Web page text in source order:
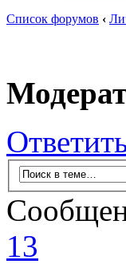
Список форумов ‹
13